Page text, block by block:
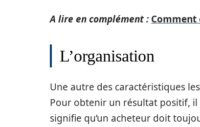
A lire en complément :
L’organisation
Une autre des caractéristiques
Pour obtenir un résultat positif,
signifie qu’un acheteur doit